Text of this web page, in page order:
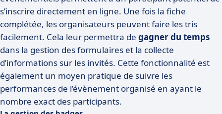
s’inscrire directement en ligne. Une fois la fiche
complétée, les organisateurs peuvent faire les tris
facilement. Cela leur permettra de gagner du temps
dans la gestion des formulaires et la collecte
d’informations sur les invités. Cette fonctionnalité est
également un moyen pratique de suivre les
performances de l’évènement organisé en ayant le
nombre exact des participants.